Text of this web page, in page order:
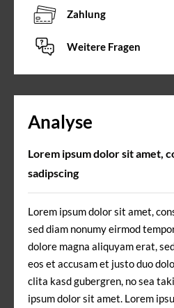
Zahlung
Weitere Fragen
Analyse
Lorem ipsum dolor sit amet,
sadipscing
Lorem ipsum dolor sit amet,
sed diam nonumy eirmod
dolore magna aliquyam erat,
eos et accusam et justo duo
clita kasd gubergren, no sea
ipsum dolor sit amet. Lorem